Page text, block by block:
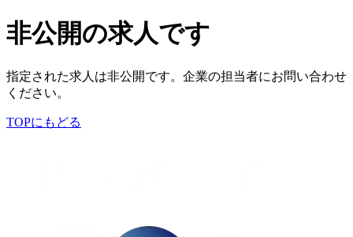
非公開の求人です
指定された求人は非公開です。企業の担当者にお問い合わせ
ください。
TOPにもどる